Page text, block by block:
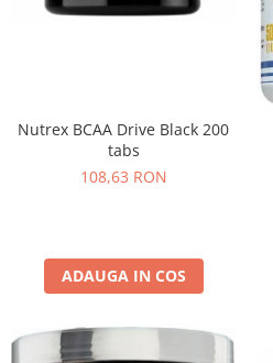
Nutrex BCAA Drive Black 200
tabs
108,63 RON
ADAUGA IN COS